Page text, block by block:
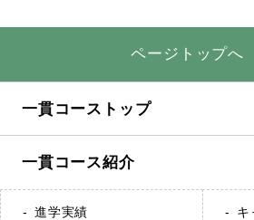
ページトップへ
一貫コーストップ
一貫コース紹介
進学実績 キ